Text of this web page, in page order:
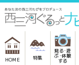
HOME 特集
見る･遊
ぶ･体験
する